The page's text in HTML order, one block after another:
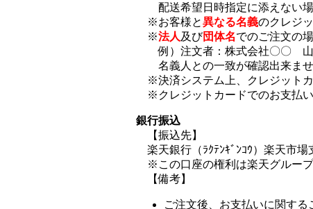
配送希望日時指定に添えない場
※お客様と異なる名義のクレジ
※法人 及び団体名でのご注文の
例）注文者：株式会社〇〇 山
名義人との一致が確認出来ませ
※決済システム上、クレジットカ
※クレジットカードでのお支払
銀行振込
【振込先】
楽天銀行（ﾗｸﾃﾝｷﾞﾝｺｳ）楽天市場
※この口座の権利は楽天グループ
【備考】
ご注文後、お支払いに関する